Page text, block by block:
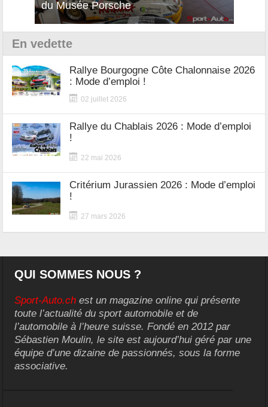
du Musée Porsche
12Cilindri Manuale
En vedette
Rallye Bourgogne Côte Chalonnaise 2026
: Mode d’emploi !
02 juillet 2026
Rallye du Chablais 2026 : Mode d’emploi
!
22 mai 2026
Critérium Jurassien 2026 : Mode d’emploi
!
27 mars 2026
QUI SOMMES NOUS ?
Sport-Auto.ch est un magazine online qui présente
toute l’actualité du sport automobile et de
l’automobile à l’heure suisse. Fondé en 2012 par
Sébastien Moulin, le site est aujourd’hui géré par une
équipe d’une dizaine de passionnés, sous la forme
associative.